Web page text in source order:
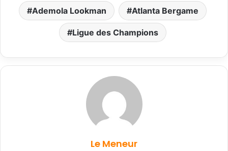
Ademola Lookman Atlanta Bergame
Ligue des Champions
Le Meneur